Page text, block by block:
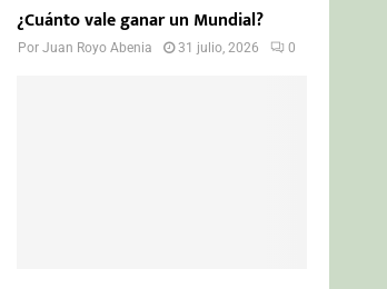
¿Cuánto vale ganar un Mundial?
PorJuan Royo Abenia 31 julio, 2026 0